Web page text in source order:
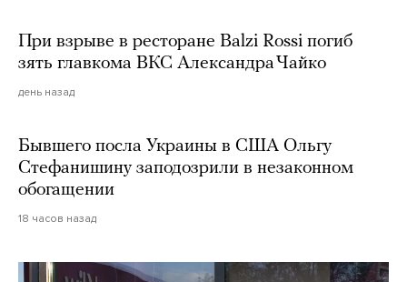
При взрыве в ресторане Balzi Rossi погиб
зять главкома ВКС Александра Чайко
день назад
Бывшего посла Украины в США Ольгу
Стефанишину заподозрили в незаконном
обогащении
18 часов назад